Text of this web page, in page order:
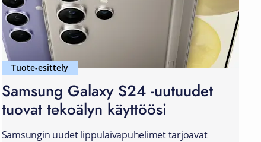
Tuote-esittely
Samsung Galaxy S24 -uutuudet
tuovat tekoälyn käyttöösi
Samsungin uudet lippulaivapuhelimet tarjoavat